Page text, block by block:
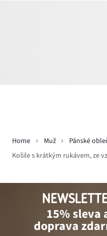
Home Muž Pánské
Košile s krátkým rukávem, ze
15% sleva
doprava